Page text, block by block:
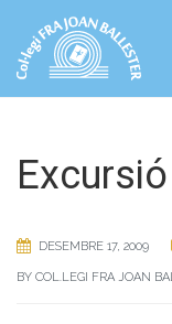
DESEMBRE 17, 2009
BY COL.LEGI FRA JOAN